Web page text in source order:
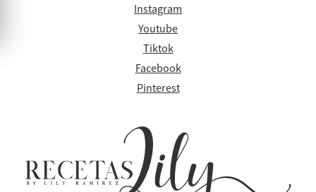
Instagram
Youtube
Tiktok
Facebook
Pinterest